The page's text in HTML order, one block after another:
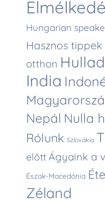
Hungarian
Hasznos
otthon
India
Nepál Nulla
Rólunk Szlovákia
előtt Ágyaink a
Észak-Macedónia
Zéland